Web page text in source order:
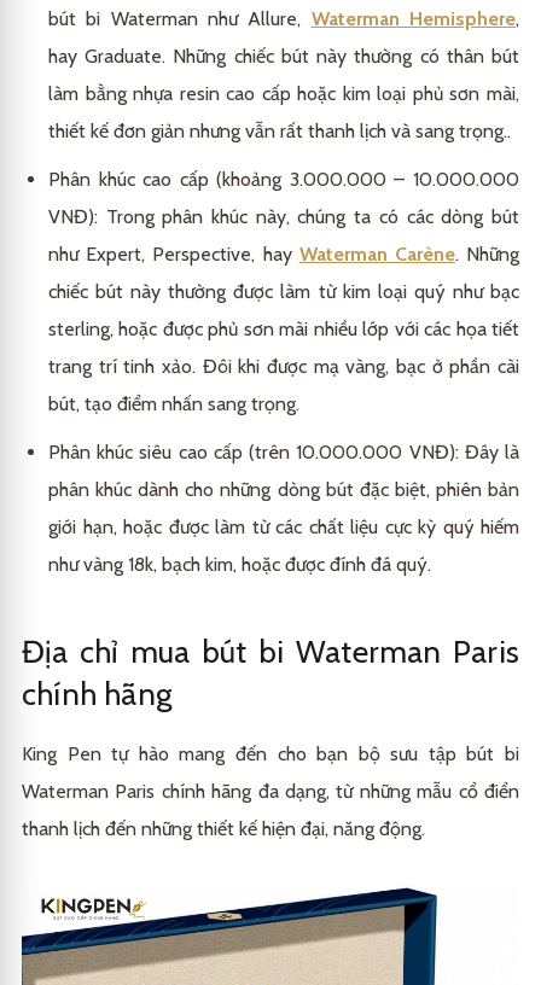
bút bi Waterman như Allure, Waterman Hemisphere,
hay Graduate. Những chiếc bút này thường có thân bút
làm bằng nhựa resin cao cấp hoặc kim loại phủ sơn mài,
thiết kế đơn giản nhưng vẫn rất thanh lịch và sang trọng..
Phân khúc cao cấp (khoảng 3.000.000 – 10.000.000
VNĐ): Trong phân khúc này, chúng ta có các dòng bút
như Expert, Perspective, hay Waterman Carène. Những
chiếc bút này thường được làm từ kim loại quý như bạc
sterling, hoặc được phủ sơn mài nhiều lớp với các họa tiết
trang trí tinh xảo. Đôi khi được mạ vàng, bạc ở phần cài
bút, tạo điểm nhấn sang trọng.
Phân khúc siêu cao cấp (trên 10.000.000 VNĐ): Đây là
phân khúc dành cho những dòng bút đặc biệt, phiên bản
giới hạn, hoặc được làm từ các chất liệu cực kỳ quý hiếm
như vàng 18k, bạch kim, hoặc được đính đá quý.
Địa chỉ mua bút bi Waterman Paris
chính hãng
King Pen tự hào mang đến cho bạn bộ sưu tập bút bi
Waterman Paris chính hãng đa dạng, từ những mẫu cổ điển
thanh lịch đến những thiết kế hiện đại, năng động.